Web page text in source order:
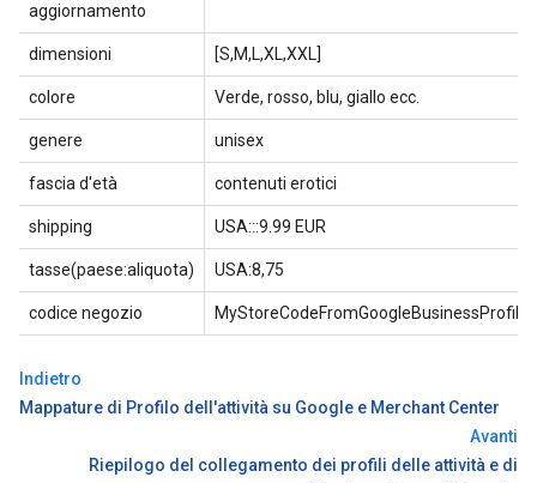
aggiornamento
dimensioni [S,M,L,XL,XXL]
colore Verde, rosso, blu, giallo ecc.
genere unisex
fascia d'età contenuti erotici
shipping USA:::9.99 EUR
tasse(paese:aliquota) USA:8,75
codice negozio MyStoreCodeFromGoogleBusinessProfile
Indietro
Mappature di Profilo dell'attività su Google e Merchant Center
Avanti
Riepilogo del collegamento dei profili delle attività e di